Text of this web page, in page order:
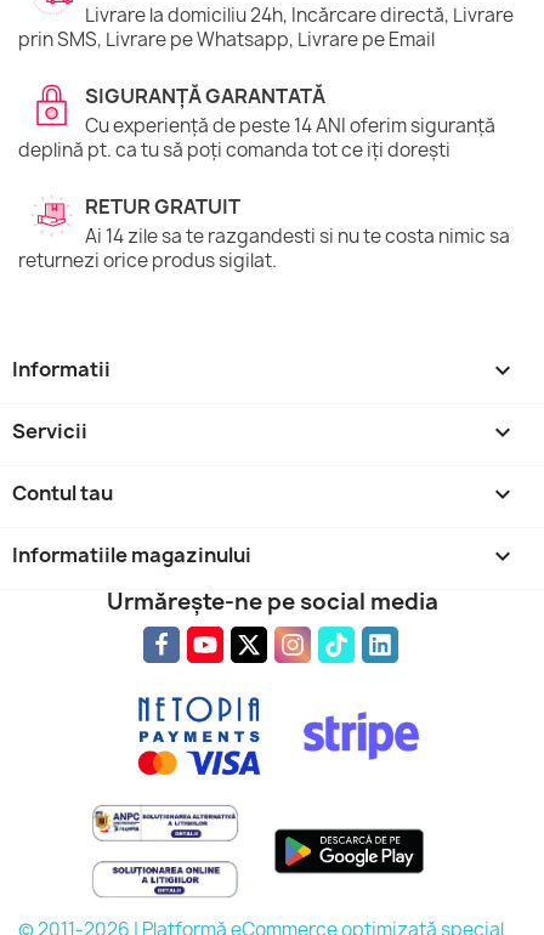
Livrare la domiciliu 24h, Incărcare directă, Livrare
prin SMS, Livrare pe Whatsapp, Livrare pe Email
SIGURANȚĂ GARANTATĂ
Cu experiență de peste 14 ANI oferim siguranță
deplină pt. ca tu să poți comanda tot ce iți dorești
RETUR GRATUIT
Ai 14 zile sa te razgandesti si nu te costa nimic sa
returnezi orice produs sigilat.
Informatii 
Servicii 
Contul tau 
Informatiile magazinului keyboard_arrow_down
Urmărește-ne pe social media
© 2011-2026 | Platformă eCommerce optimizată special